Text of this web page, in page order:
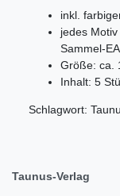
inkl.
jedes
Sammel-
Größe: ca.
Inhalt: 5
Schlagwort:
Taunus-Verlag